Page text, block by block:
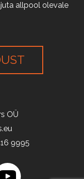
allpool olevale
OÜ
9995